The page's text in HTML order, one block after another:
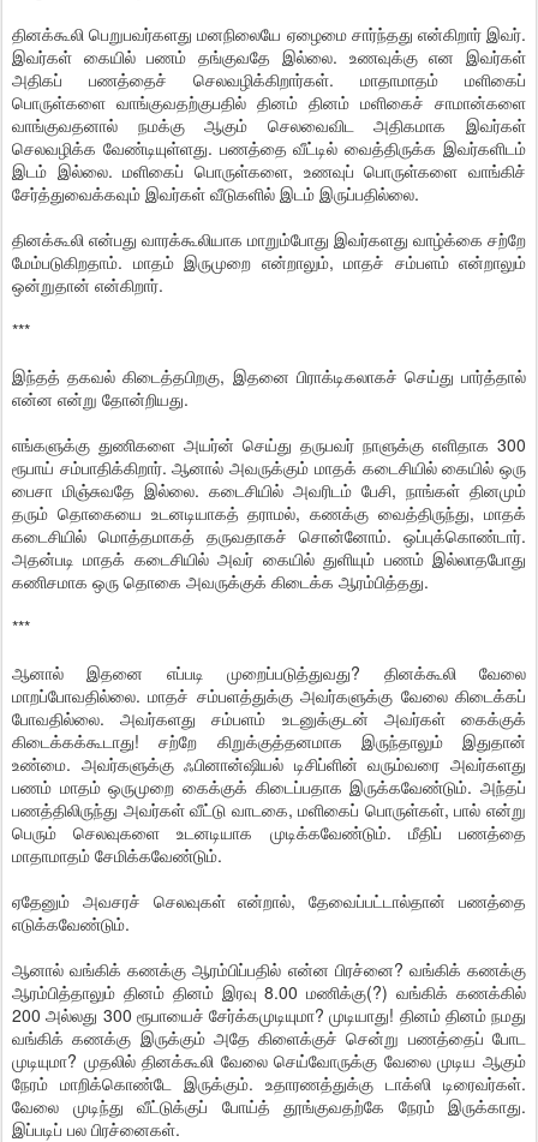
தினக்கூலி பெறுபவர்களது மனநிலையே ஏழைமை சார்ந்தது என்கிறார் இவர்.
இவர்கள் கையில் பணம் தங்குவதே இல்லை. உணவுக்கு என இவர்கள்
அதிகப் பணத்தைச் செலவழிக்கிறார்கள். மாதாமாதம் மளிகைப்
பொருள்களை வாங்குவதற்குபதில் தினம் தினம் மளிகைச் சாமான்களை
வாங்குவதனால் நமக்கு ஆகும் செலவைவிட அதிகமாக இவர்கள்
செலவழிக்க வேண்டியுள்ளது. பணத்தை வீட்டில் வைத்திருக்க இவர்களிடம்
இடம் இல்லை. மளிகைப் பொருள்களை, உணவுப் பொருள்களை வாங்கிச்
சேர்த்துவைக்கவும் இவர்கள் வீடுகளில் இடம் இருப்பதில்லை.
தினக்கூலி என்பது வாரக்கூலியாக மாறும்போது இவர்களது வாழ்க்கை சற்றே
மேம்படுகிறதாம். மாதம் இருமுறை என்றாலும், மாதச் சம்பளம் என்றாலும்
ஒன்றுதான் என்கிறார்.
***
இந்தத் தகவல் கிடைத்தபிறகு, இதனை பிராக்டிகலாகச் செய்து பார்த்தால்
என்ன என்று தோன்றியது.
எங்களுக்கு துணிகளை அயர்ன் செய்து தருபவர் நாளுக்கு எளிதாக 300
ரூபாய் சம்பாதிக்கிறார். ஆனால் அவருக்கும் மாதக் கடைசியில் கையில் ஒரு
பைசா மிஞ்சுவதே இல்லை. கடைசியில் அவரிடம் பேசி, நாங்கள் தினமும்
தரும் தொகையை உடனடியாகத் தராமல், கணக்கு வைத்திருந்து, மாதக்
கடைசியில் மொத்தமாகத் தருவதாகச் சொன்னோம். ஒப்புக்கொண்டார்.
அதன்படி மாதக் கடைசியில் அவர் கையில் துளியும் பணம் இல்லாதபோது
கணிசமாக ஒரு தொகை அவருக்குக் கிடைக்க ஆரம்பித்தது.
***
ஆனால் இதனை எப்படி முறைப்படுத்துவது? தினக்கூலி வேலை
மாறப்போவதில்லை. மாதச் சம்பளத்துக்கு அவர்களுக்கு வேலை கிடைக்கப்
போவதில்லை. அவர்களது சம்பளம் உடனுக்குடன் அவர்கள் கைக்குக்
கிடைக்கக்கூடாது! சற்றே கிறுக்குத்தனமாக இருந்தாலும் இதுதான்
உண்மை. அவர்களுக்கு ஃபினான்ஷியல் டிசிப்ளின் வரும்வரை அவர்களது
பணம் மாதம் ஒருமுறை கைக்குக் கிடைப்பதாக இருக்கவேண்டும். அந்தப்
பணத்திலிருந்து அவர்கள் வீட்டு வாடகை, மளிகைப் பொருள்கள், பால் என்று
பெரும் செலவுகளை உடனடியாக முடிக்கவேண்டும். மீதிப் பணத்தை
மாதாமாதம் சேமிக்கவேண்டும்.
ஏதேனும் அவசரச் செலவுகள் என்றால், தேவைப்பட்டால்தான் பணத்தை
எடுக்கவேண்டும்.
ஆனால் வங்கிக் கணக்கு ஆரம்பிப்பதில் என்ன பிரச்னை? வங்கிக் கணக்கு
ஆரம்பித்தாலும் தினம் தினம் இரவு 8.00 மணிக்கு(?) வங்கிக் கணக்கில்
200 அல்லது 300 ரூபாயைச் சேர்க்கமுடியுமா? முடியாது! தினம் தினம் நமது
வங்கிக் கணக்கு இருக்கும் அதே கிளைக்குச் சென்று பணத்தைப் போட
முடியுமா? முதலில் தினக்கூலி வேலை செய்வோருக்கு வேலை முடிய ஆகும்
நேரம் மாறிக்கொண்டே இருக்கும். உதாரணத்துக்கு டாக்ஸி டிரைவர்கள்.
வேலை முடிந்து வீட்டுக்குப் போய்த் தூங்குவதற்கே நேரம் இருக்காது.
இப்படிப் பல பிரச்னைகள்.